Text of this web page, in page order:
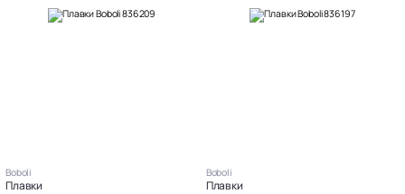
Boboli
Плавки
Boboli
Плавки